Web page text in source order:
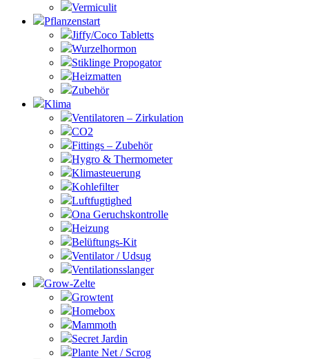
Vermiculit
Pflanzenstart
Jiffy/Coco Tabletts
Wurzelhormon
Stiklinge Propogator
Heizmatten
Zubehör
Klima
Ventilatoren – Zirkulation
CO2
Fittings – Zubehör
Hygro & Thermometer
Klimasteuerung
Kohlefilter
Luftfugtighed
Ona Geruchskontrolle
Heizung
Belüftungs-Kit
Ventilator / Udsug
Ventilationsslanger
Grow-Zelte
Growtent
Homebox
Mammoth
Secret Jardin
Plante Net / Scrog